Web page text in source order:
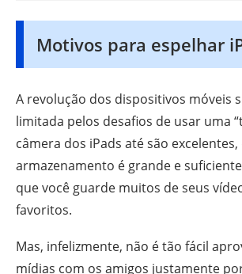
Motivos para espelhar
A revolução dos dispositivos móveis
limitada pelos desafios de usar uma
câmera dos iPads até são excelentes,
armazenamento é grande e
que você guarde muitos de seus
favoritos.
Mas, infelizmente, não é tão fácil
mídias com os amigos justamente